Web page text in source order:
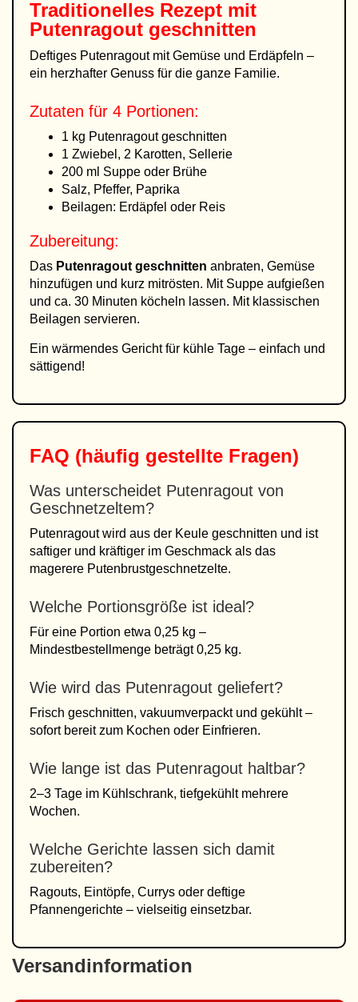
Traditionelles Rezept mit
Putenragout geschnitten
Deftiges Putenragout mit Gemüse und Erdäpfeln –
ein herzhafter Genuss für die ganze Familie.
Zutaten für 4 Portionen:
1 kg Putenragout geschnitten
1 Zwiebel, 2 Karotten, Sellerie
200 ml Suppe oder Brühe
Salz, Pfeffer, Paprika
Beilagen: Erdäpfel oder Reis
Zubereitung:
Das Putenragout geschnitten anbraten, Gemüse
hinzufügen und kurz mitrösten. Mit Suppe aufgießen
und ca. 30 Minuten köcheln lassen. Mit klassischen
Beilagen servieren.
Ein wärmendes Gericht für kühle Tage – einfach und
sättigend!
FAQ (häufig gestellte Fragen)
Was unterscheidet Putenragout von
Geschnetzeltem?
Putenragout wird aus der Keule geschnitten und ist
saftiger und kräftiger im Geschmack als das
magerere Putenbrustgeschnetzelte.
Welche Portionsgröße ist ideal?
Für eine Portion etwa 0,25 kg –
Mindestbestellmenge beträgt 0,25 kg.
Wie wird das Putenragout geliefert?
Frisch geschnitten, vakuumverpackt und gekühlt –
sofort bereit zum Kochen oder Einfrieren.
Wie lange ist das Putenragout haltbar?
2–3 Tage im Kühlschrank, tiefgekühlt mehrere
Wochen.
Welche Gerichte lassen sich damit
zubereiten?
Ragouts, Eintöpfe, Currys oder deftige
Pfannengerichte – vielseitig einsetzbar.
Versandinformation